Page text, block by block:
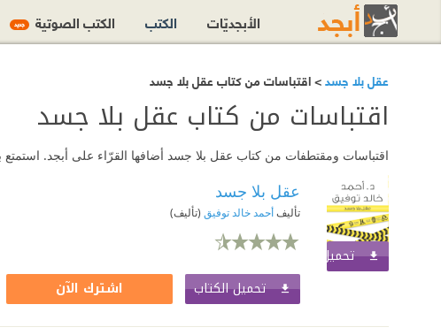
عقل بلا جسد> اقتباسات من كتاب عقل بلا جسد
اقتباسات من كتاب عقل بلا جسد
اقتباسات ومقتطفات من كتاب عقل بلا جسد أضافها القرّاء على أبجد.
تحميل الكتاب اشترك الآن
عقل بلا جسد
تأليفأحمد خالد توفيق (تأليف)
تحميل الكتاب اشترك الآن
الأبجديّات الكتب الكتب الصوتية جديد